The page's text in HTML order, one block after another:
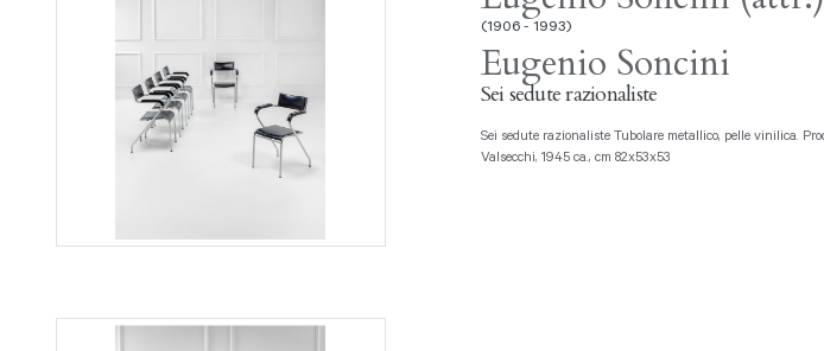
(1906 - 1993)
Eugenio Soncini
Sei sedute razionaliste
Sei sedute razionaliste Tubolare metallico, pelle vinilica. Prod. Officine
Valsecchi, 1945 ca., cm 82x53x53